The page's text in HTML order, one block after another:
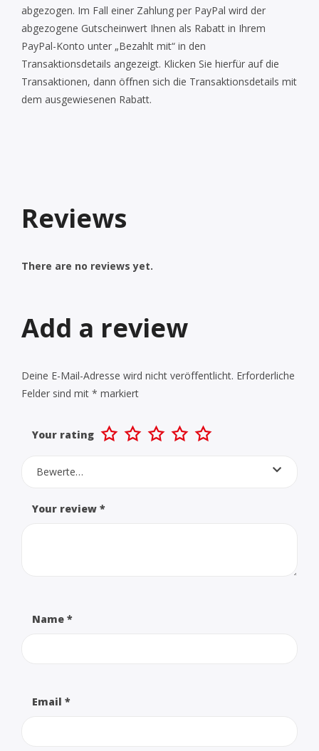
abgezogen. Im Fall einer Zahlung per PayPal wird der
abgezogene Gutscheinwert Ihnen als Rabatt in Ihrem
PayPal-Konto unter „Bezahlt mit“ in den
Transaktionsdetails angezeigt. Klicken Sie hierfür auf die
Transaktionen, dann öffnen sich die Transaktionsdetails mit
dem ausgewiesenen Rabatt.
Reviews
There are no reviews yet.
Add a review
Deine E-Mail-Adresse wird nicht veröffentlicht. Erforderliche
Felder sind mit * markiert
Your rating
Bewerte…
Your review *
Name *
Email *